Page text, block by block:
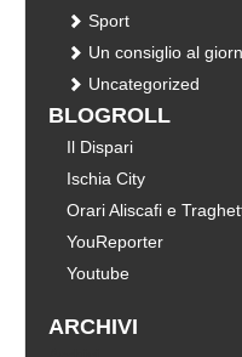
Sport
Un consiglio al
Uncategorized
BLOGROLL
Il Dispari
Ischia City
Orari Aliscafi e
YouReporter
Youtube
ARCHIVI